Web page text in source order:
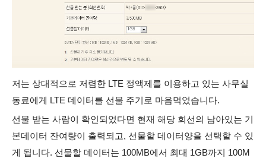
저는 상대적으로 저렴한 LTE 정액제를 이용하고 있는 사무실
동료에게 LTE 데이터를 선물 주기로 마음먹었습니다.
선물 받는 사람이 확인되었다면 현재 해당 회선의 남아있는 기
본데이터 잔여량이 출력되고, 선물할 데이터양을 선택할 수 있
게 됩니다. 선물할 데이터는 100MB에서 최대 1GB까지 100M